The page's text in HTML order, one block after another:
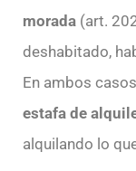
morada (art.
deshabitado,
En ambos
estafa de
alquilando lo